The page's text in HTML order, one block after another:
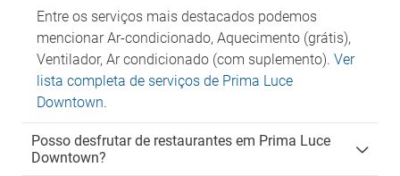
Entre os serviços mais destacados podemos
mencionar Ar-condicionado, Aquecimento (grátis),
Ventilador, Ar condicionado (com suplemento). Ver
lista completa de serviços de Prima Luce
Downtown.
Posso desfrutar de restaurantes em Prima Luce
Downtown?